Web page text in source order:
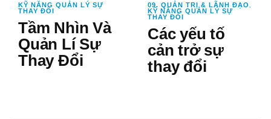
KỸ NĂNG QUẢN LÝ SỰ
THAY ĐỔI
Tầm Nhìn Và
Quản Lí Sự
Thay Đổi
09. QUẢN TRỊ & LÃNH ĐẠO ,
KỸ NĂNG QUẢN LÝ SỰ
THAY ĐỔI
Các yếu tố
cản trở sự
thay đổi